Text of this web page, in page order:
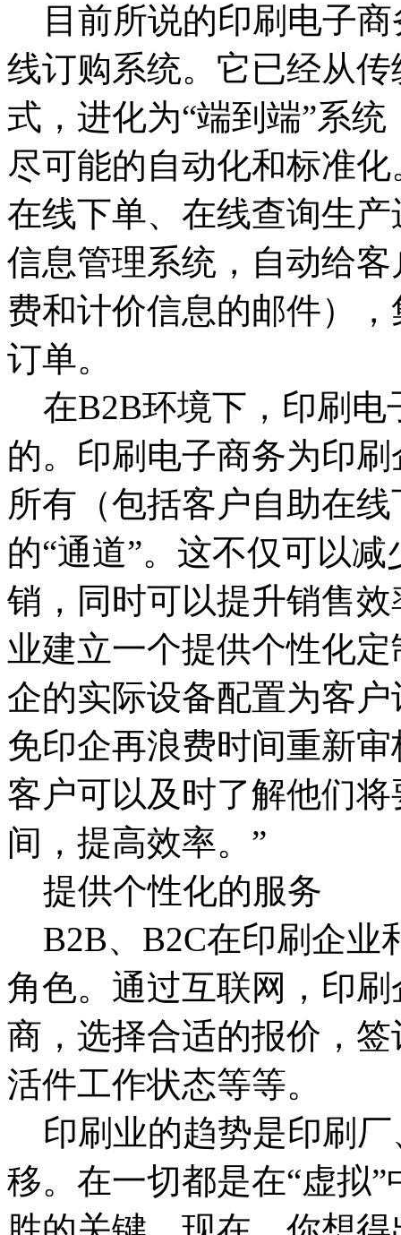
目前所说的印刷电子商
线订购系统。它已经从
式，进化为“端到端”系
尽可能的自动化和标准
在线下单、在线查询生
信息管理系统，自动给
费和计价信息的邮件）
订单。
在B2B环境下，印刷电
的。印刷电子商务为印
所有（包括客户自助在
的“通道”。这不仅可以
销，同时可以提升销售
业建立一个提供个性化
企的实际设备配置为客
免印企再浪费时间重新
客户可以及时了解他们
间，提高效率。”
提供个性化的服务
B2B、B2C在印刷企业
角色。通过互联网，印
商，选择合适的报价，
活件工作状态等等。
印刷业的趋势是印刷厂
移。在一切都是在“虚拟